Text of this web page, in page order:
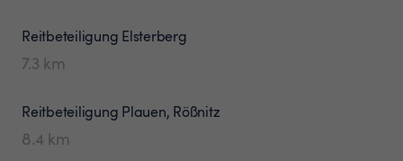
Reitbeteiligung Elsterberg
7.3 km
Reitbeteiligung Plauen, Rößnitz
8.4 km